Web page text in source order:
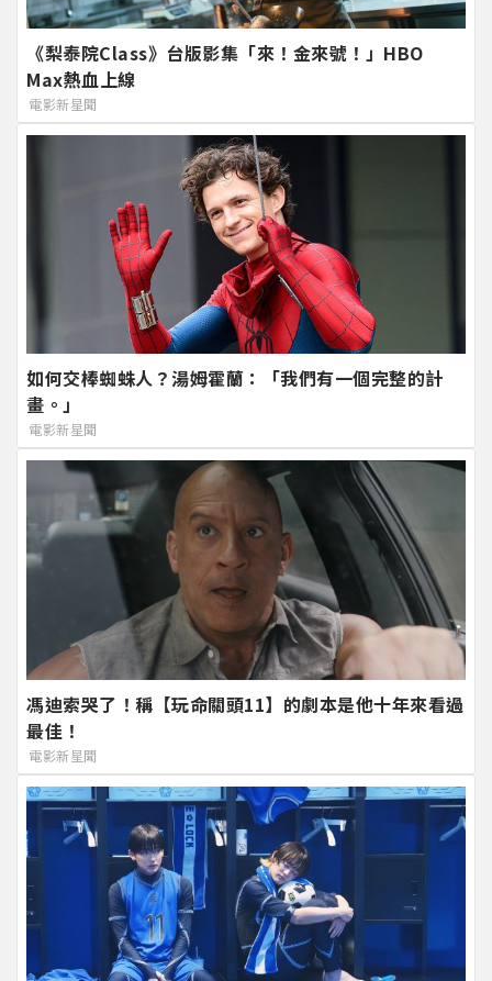
《梨泰院Class》台版影集「來！金來號！」HBO
Max熱血上線
電影新星聞
如何交棒蜘蛛人？湯姆霍蘭：「我們有一個完整的計
畫。」
電影新星聞
馮迪索哭了！稱【玩命關頭11】的劇本是他十年來看過
最佳！
電影新星聞